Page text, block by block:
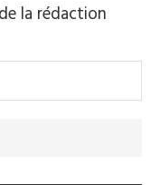
la rédaction